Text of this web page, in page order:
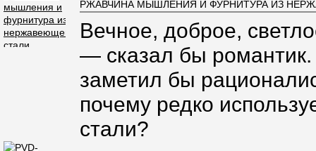
РЖАВЧИНА МЫШЛЕНИЯ И ФУРНИТУРА ИЗ
Вечное, доброе,
— сказал бы
заметил бы
почему редко
стали?